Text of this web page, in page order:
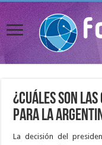
¿Cuáles son
para la
La decisión del